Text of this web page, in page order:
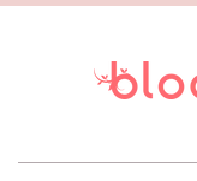
Passer